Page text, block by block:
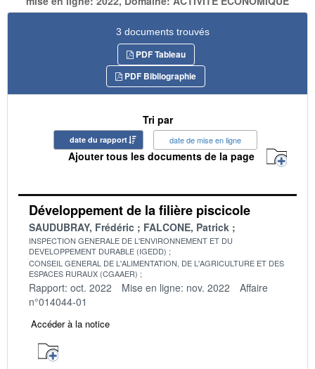
3 documents trouvés
PDF Tableau
PDF Bibliographie
Tri par
date du rapport date de mise en ligne
Ajouter tous les documents de la page
Développement de la filière piscicole
SAUDUBRAY, Frédéric FALCONE, Patrick
INSPECTION GENERALE DE L'ENVIRONNEMENT ET DU
DEVELOPPEMENT DURABLE (IGEDD)
CONSEIL GENERAL DE L'ALIMENTATION, DE L'AGRICULTURE ET DES
ESPACES RURAUX (CGAAER)
Rapport: oct. 2022 Mise en ligne: nov. 2022
Affaire
n°014044-01
Accéder à la notice